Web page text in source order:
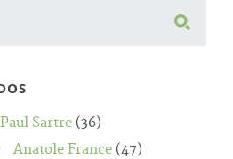
Paul Sartre (36)
Anatole France (47)